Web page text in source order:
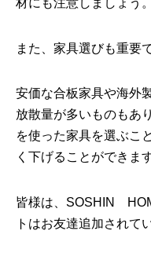
材にも注意しましょう。
また、家具選びも重要
安価な合板家具や海外
放散量が多いものもあ
を使った家具を選ぶこ
く下げることができます
皆様は、SOSHIN
トはお友達追加されて